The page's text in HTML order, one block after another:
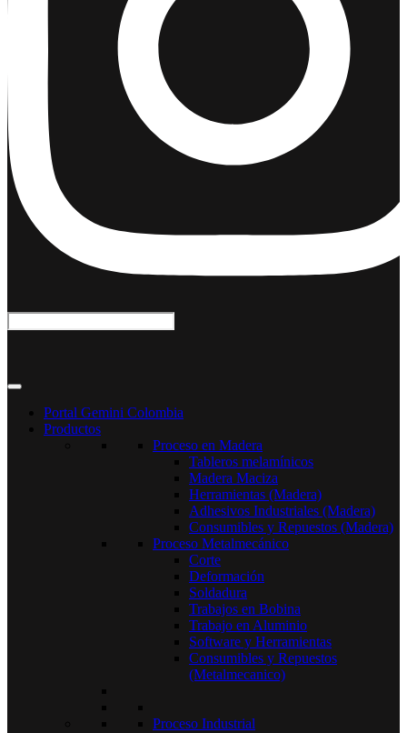
Portal Gemini Colombia
Productos
Proceso en Madera
Tableros melamínicos
Madera Maciza
Herramientas (Madera)
Adhesivos Industriales (Madera)
Consumibles y Repuestos (Madera)
Proceso Metalmecánico
Corte
Deformación
Soldadura
Trabajos en Bobina
Trabajo en Aluminio
Software y Herramientas
Consumibles y Repuestos
(Metalmecanico)
Proceso Industrial